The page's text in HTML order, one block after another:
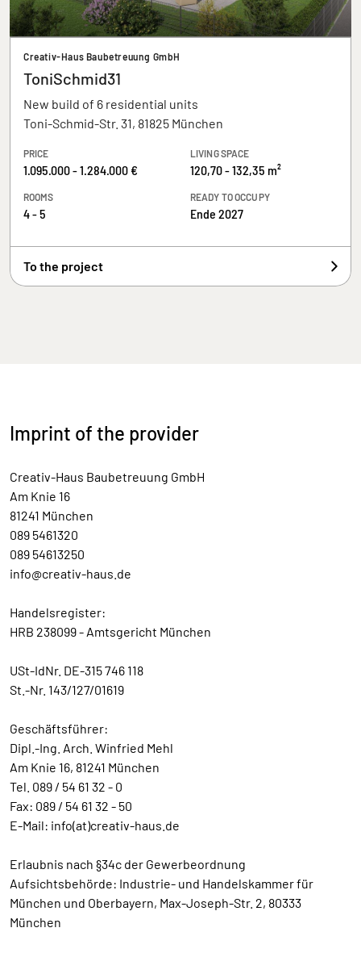
Creativ-Haus Baubetreuung GmbH
ToniSchmid31
New build of 6 residential units
Toni-Schmid-Str. 31, 81825 München
PRICE
1.095.000 - 1.284.000 €
LIVING SPACE
120,70 - 132,35 m²
ROOMS
4 - 5
READY TO OCCUPY
Ende 2027
To the project
Imprint of the provider
Creativ-Haus Baubetreuung GmbH
Am Knie 16
81241 München
089 5461320
089 54613250
info@creativ-haus.de
Handelsregister:
HRB 238099 - Amtsgericht München
USt-IdNr. DE-315 746 118
St.-Nr. 143/127/01619
Geschäftsführer:
Dipl.-Ing. Arch. Winfried Mehl
Am Knie 16, 81241 München
Tel. 089 / 54 61 32 - 0
Fax: 089 / 54 61 32 - 50
E-Mail: info(at)creativ-haus.de
Erlaubnis nach §34c der Gewerbeordnung
Aufsichtsbehörde: Industrie- und Handelskammer für
München und Oberbayern, Max-Joseph-Str. 2, 80333
München